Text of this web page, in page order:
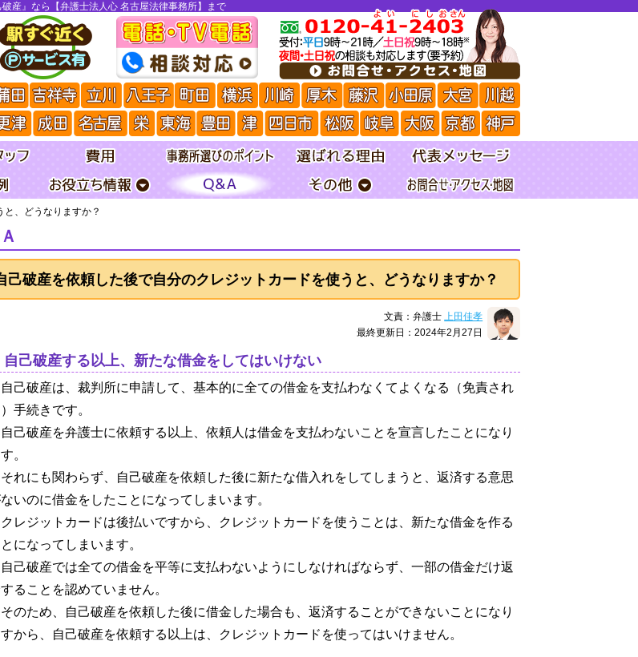
破産』なら【弁護士法人心 名古屋法律事務所】まで
、どうなりますか？
己破産を依頼した後で自分のクレジットカードを使うと、どうなりますか？
文責：弁護士上田佳孝
最終更新日：2024年2月27日
己破産する以上、新たな借金をしてはいけない
自己破産は、裁判所に申請して、基本的に全ての借金を支払わなくてよくなる（免責され
手続きです。
自己破産を弁護士に依頼する以上、依頼人は借金を支払わないことを宣言したことになり
。
それにも関わらず、自己破産を依頼した後に新たな借入れをしてしまうと、返済する意思
いのに借金をしたことになってしまいます。
クレジットカードは後払いですから、クレジットカードを使うことは、新たな借金を作る
になってしまいます。
自己破産では全ての借金を平等に支払わないようにしなければならず、一部の借金だけ返
ることを認めていません。
そのため、自己破産を依頼した後に借金した場合も、返済することができないことになり
すから、自己破産を依頼する以上は、クレジットカードを使ってはいけません。